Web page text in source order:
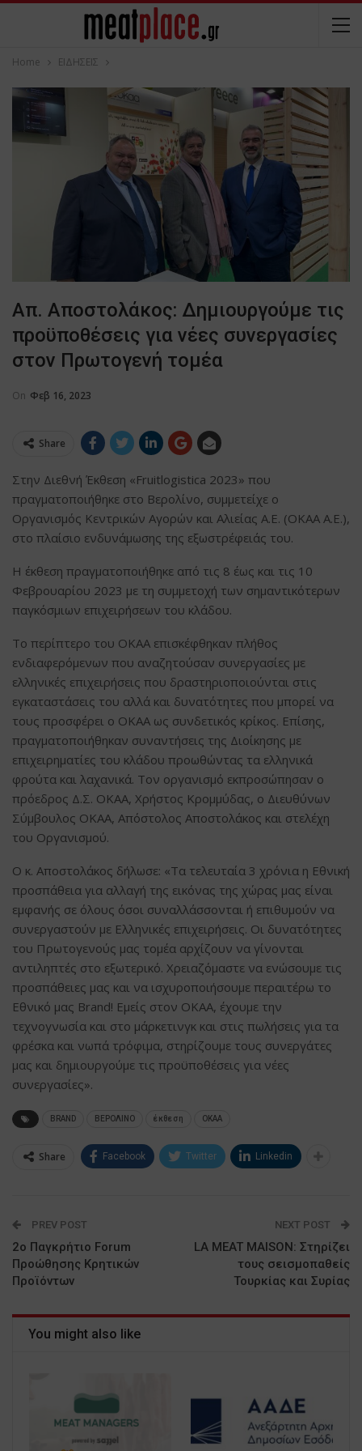
Home ΕΙΔΗΣΕΙΣ
Απ. Αποστολάκος: Δημιουργούμε τις
προϋποθέσεις για νέες συνεργασίες
στον Πρωτογενή τομέα
On Φεβ 16, 2023
Share
Στην Διεθνή Έκθεση «Fruitlogistica 2023» που
πραγματοποιήθηκε στο Βερολίνο, συμμετείχε ο
Οργανισμός Κεντρικών Αγορών και Αλιείας Α.Ε. (ΟΚΑΑ Α.Ε.),
στο πλαίσιο ενδυνάμωσης της εξωστρέφειάς του.
Η έκθεση πραγματοποιήθηκε από τις 8 έως και τις 10
Φεβρουαρίου 2023 με τη συμμετοχή των σημαντικότερων
παγκόσμιων επιχειρήσεων του κλάδου.
Το περίπτερο του ΟΚΑΑ επισκέφθηκαν πλήθος
ενδιαφερόμενων που αναζητούσαν συνεργασίες με
ελληνικές επιχειρήσεις που δραστηριοποιούνται στις
εγκαταστάσεις του αλλά και δυνατότητες που μπορεί να
τους προσφέρει ο ΟΚΑΑ ως συνδετικός κρίκος. Επίσης,
πραγματοποιήθηκαν συναντήσεις της Διοίκησης με
επιχειρηματίες του κλάδου προωθώντας τα ελληνικά
φρούτα και λαχανικά. Τον οργανισμό εκπροσώπησαν ο
πρόεδρος Δ.Σ. ΟΚΑΑ, Χρήστος Κρομμύδας, ο Διευθύνων
Σύμβουλος ΟΚΑΑ, Απόστολος Αποστολάκος και στελέχη
του Οργανισμού.
Ο κ. Αποστολάκος δήλωσε: «Τα τελευταία 3 χρόνια η Εθνική
προσπάθεια για αλλαγή της εικόνας της χώρας μας είναι
εμφανής σε όλους όσοι συναλλάσσονται ή επιθυμούν να
συνεργαστούν με Ελληνικές επιχειρήσεις. Οι δυνατότητες
του Πρωτογενούς μας τομέα αρχίζουν να γίνονται
αντιληπτές στο εξωτερικό. Χρειαζόμαστε να ενώσουμε τις
προσπάθειες μας και να ισχυροποιήσουμε περαιτέρω το
Εθνικό μας Brand! Εμείς στον ΟΚΑΑ, έχουμε την
τεχνογνωσία και στο μάρκετινγκ και στις πωλήσεις για τα
φρέσκα και νωπά τρόφιμα, στηρίζουμε τους συνεργάτες
μας και δημιουργούμε τις προϋποθέσεις για νέες
συνεργασίες».
BRAND ΒΕΡΟΛΙΝΟ έκθεση ΟΚΑΑ
Share Facebook Twitter Linkedin
PREV POST
2ο Παγκρήτιο Forum
Προώθησης Κρητικών
Προϊόντων
NEXT POST
LA MEAT MAISON: Στηρίζει
τους σεισμοπαθείς
Τουρκίας και Συρίας
You might also like